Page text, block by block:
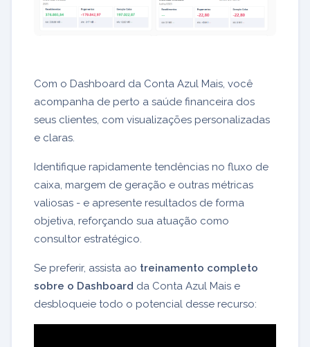
Com o Dashboard da Conta Azul Mais, você
acompanha de perto a saúde financeira dos
seus clientes, com visualizações personalizadas
e claras.
Identifique rapidamente tendências no fluxo de
caixa, margem de geração e outras métricas
valiosas - e apresente resultados de forma
objetiva, reforçando sua atuação como
consultor estratégico.
Se preferir, assista ao treinamento completo
sobre o Dashboard da Conta Azul Mais e
desbloqueie todo o potencial desse recurso: